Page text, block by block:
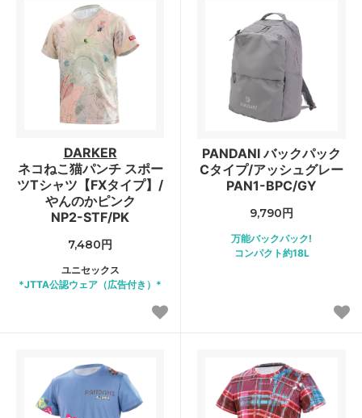
DARKER
ネコねこ猫パンチ スポー
ツTシャツ【FXタイプ】/
やんのかピンク
NP2-STF/PK
7,480円
ユニセックス
*JTTA公認ウェア（広告付き）*
PANDANI バックパック
Cタイプ/アッシュグレー
PAN1-BPC/GY
9,790円
万能バックパック!
コンパクト約18L